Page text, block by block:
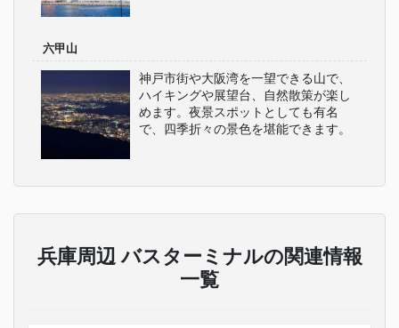
六甲山
神戸市街や大阪湾を一望できる山で、
ハイキングや展望台、自然散策が楽し
めます。夜景スポットとしても有名
で、四季折々の景色を堪能できます。
兵庫周辺 バスターミナルの関連情報
一覧